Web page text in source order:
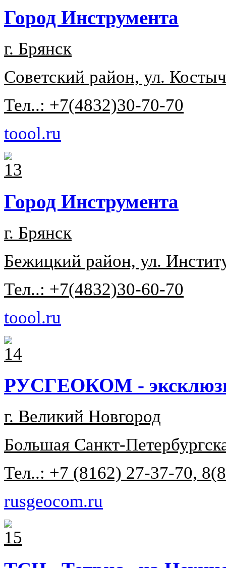
Город Инструмента
г. Брянск
Советский район, ул.
Тел..: +7(4832)30-70-70
toool.ru
Город Инструмента
г. Брянск
Бежицкий район, ул.
Тел..: +7(4832)30-60-70
toool.ru
РУСГЕОКОМ -
г. Великий Новгород
Большая Санкт-
Тел..: +7 (8162) 27-37-70,
rusgeocom.ru